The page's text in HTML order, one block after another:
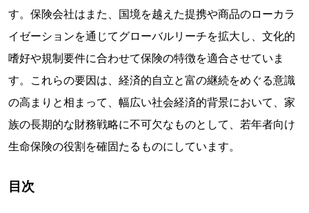
す。保険会社はまた、国境を越えた提携や商品のローカラ
イゼーションを通じてグローバルリーチを拡大し、文化的
嗜好や規制要件に合わせて保険の特徴を適合させていま
す。これらの要因は、経済的自立と富の継続をめぐる意識
の高まりと相まって、幅広い社会経済的背景において、家
族の長期的な財務戦略に不可欠なものとして、若年者向け
生命保険の役割を確固たるものにしています。
目次